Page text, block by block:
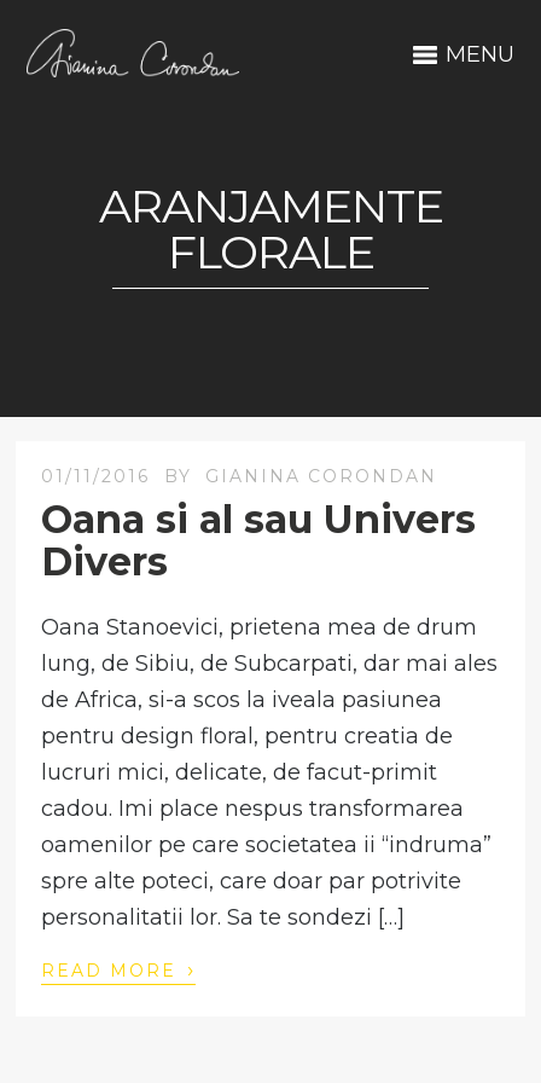
MENU
ARANJAMENTE
FLORALE
01/11/2016 BY GIANINA CORONDAN
Oana si al sau Univers
Divers
Oana Stanoevici, prietena mea de drum
lung, de Sibiu, de Subcarpati, dar mai ales
de Africa, si-a scos la iveala pasiunea
pentru design floral, pentru creatia de
lucruri mici, delicate, de facut-primit
cadou. Imi place nespus transformarea
oamenilor pe care societatea ii “indruma”
spre alte poteci, care doar par potrivite
personalitatii lor. Sa te sondezi […]
READ MORE ›